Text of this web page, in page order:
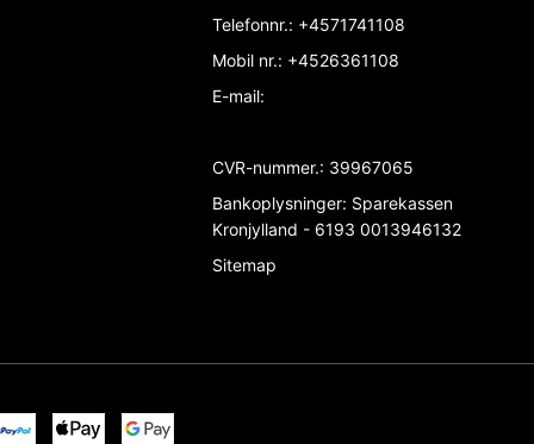
Telefonnr.: +4571741108
Mobil nr.: +4526361108
E-mail:
CVR-nummer.: 39967065
Bankoplysninger: Sparekassen
Kronjylland - 6193 0013946132
Sitemap